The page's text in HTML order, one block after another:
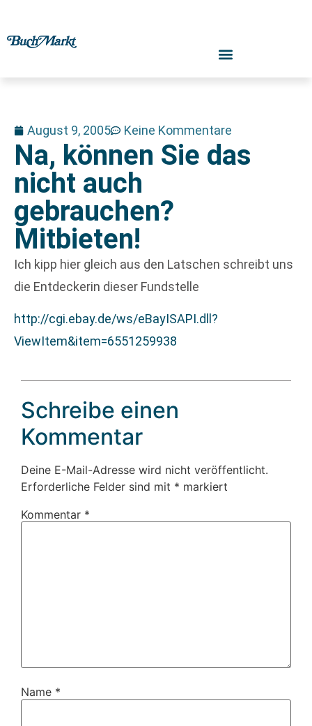
August 9, 2005 Keine Kommentare
Na, können Sie das
nicht auch
gebrauchen?
Mitbieten!
Ich kipp hier gleich aus den Latschen schreibt uns
die Entdeckerin dieser Fundstelle
http://cgi.ebay.de/ws/eBayISAPI.dll?
ViewItem&item=6551259938
Schreibe einen
Kommentar
Deine E-Mail-Adresse wird nicht veröffentlicht.
Erforderliche Felder sind mit * markiert
Kommentar *
Name *